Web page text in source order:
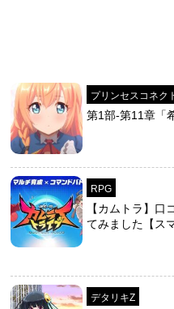
プリンセスコネク
第1部-第11章「
RPG
【カムトラ】
てみました【ス
デタリキZ